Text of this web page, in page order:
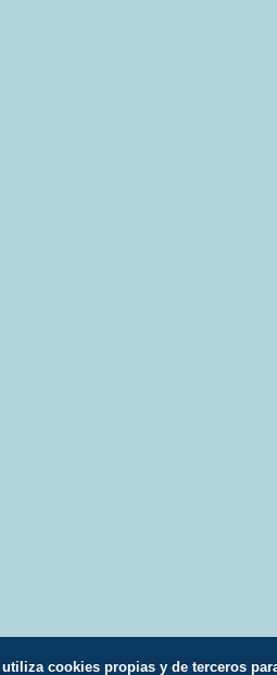
cookies propias y de terceros